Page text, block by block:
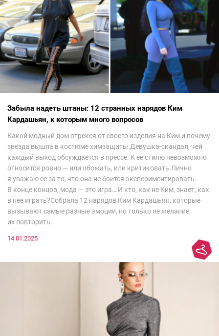
Забыла надеть штаны: 12 странных нарядов Ким
Кардашьян, к которым много вопросов
Какой модный дом отрекся от своего изделия на Ким и почему
звезда вышла в костюме химзащиты.Девушка-скандал, чей
каждый выход обсуждается в прессе. К ее стилю невозможно
относится ровно — или обожать, или критиковать.Лично
я уважаю ее за то, что она не боится экспериментировать.
В конце концов, мода — это игра… И кто, как не Ким, знает, как
в нее играть?Собрала 12 нарядов Ким Кардашьян, которые
вызывают самые разные эмоции, но только не желание
их повторить.
14.01.2025